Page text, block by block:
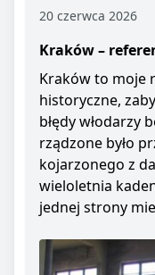
20 czerwca 2026
Kraków –
Kraków to moje
historyczne,
błędy włodarzy
rządzone było
kojarzonego z
wieloletnia
jednej strony